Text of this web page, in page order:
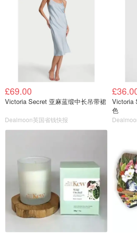
£69.00
Victoria Secret 亚麻蓝缎中长吊带裙
Dealmoon英国省钱快报
Victoria
色